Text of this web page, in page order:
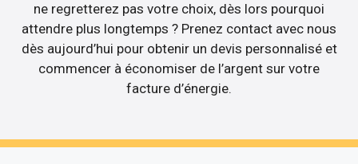
ne regretterez pas votre choix, dès lors pourquoi
attendre plus longtemps ? Prenez contact avec nous
dès aujourd’hui pour obtenir un devis personnalisé et
commencer à économiser de l’argent sur votre
facture d’énergie.